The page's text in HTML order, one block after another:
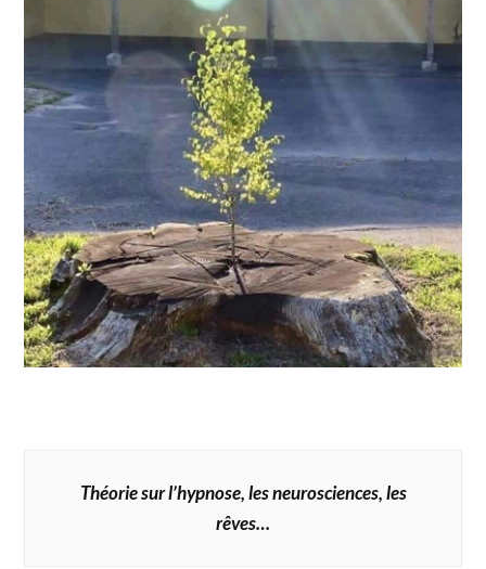
Théorie sur l’hypnose, les neurosciences, les
rêves…